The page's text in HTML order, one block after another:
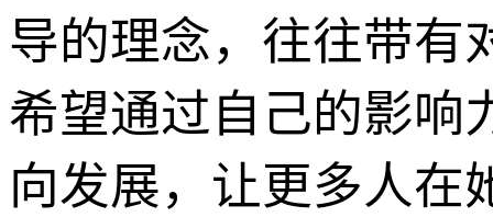
导的理念，往往带有
希望通过自己的影响
向发展，让更多人在